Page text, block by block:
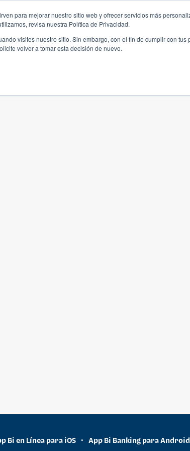
para mejorar nuestro sitio web y ofrecer servicios más
revisa nuestra Política de Privacidad.
visites nuestro sitio. Sin embargo, con el fin de cumplir con
volver a tomar esta decisión de nuevo.
Bi en Línea para iOS • App Bi Banking para Android